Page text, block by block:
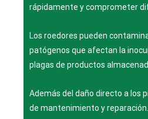
rápidamente y comprometer
Los roedores pueden
patógenos que afectan la
plagas de productos
Además del daño directo a los
de mantenimiento y reparación.